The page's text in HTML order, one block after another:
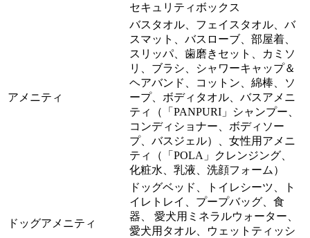
セキュリティボックス
アメニティ
バスタオル、フェイスタオル、バ
スマット、バスローブ、部屋着、
スリッパ、歯磨きセット、カミソ
リ、ブラシ、シャワーキャップ＆
ヘアバンド、コットン、綿棒、ソ
ープ、ボディタオル、バスアメニ
ティ（「PANPURI」シャンプー、
コンディショナー、ボディソー
プ、バスジェル）、女性用アメニ
ティ（「POLA」クレンジング、
化粧水、乳液、洗顔フォーム）
ドッグアメニティ
ドッグベッド、トイレシーツ、ト
イレトレイ、プープバッグ、食
器、 愛犬用ミネラルウォーター、
愛犬用タオル、ウェットティッシ